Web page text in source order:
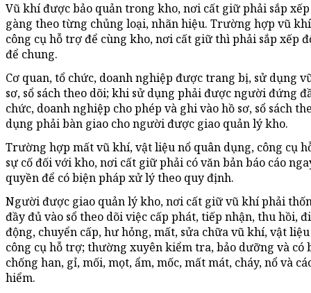
Vũ khí được bảo quản trong kho, nơi cất giữ phải sắp
gàng theo từng chủng loại, nhãn hiệu. Trường hợp vũ
công cụ hỗ trợ để cùng kho, nơi cất giữ thì phải sắp xếp
để chung.
Cơ quan, tổ chức, doanh nghiệp được trang bị, sử dụng
sơ, sổ sách theo dõi; khi sử dụng phải được người đứng
chức, doanh nghiệp cho phép và ghi vào hồ sơ, sổ sách
dụng phải bàn giao cho người được giao quản lý kho.
Trường hợp mất vũ khí, vật liệu nổ quân dụng, công cụ
sự cố đối với kho, nơi cất giữ phải có văn bản báo cáo
quyền để có biện pháp xử lý theo quy định.
Người được giao quản lý kho, nơi cất giữ vũ khí phải
đầy đủ vào sổ theo dõi việc cấp phát, tiếp nhận, thu hồi,
động, chuyển cấp, hư hỏng, mất, sửa chữa vũ khí, vật
công cụ hỗ trợ; thường xuyên kiểm tra, bảo dưỡng và có
chống han, gỉ, mối, mọt, ẩm, mốc, mất mát, cháy, nổ và
hiểm.